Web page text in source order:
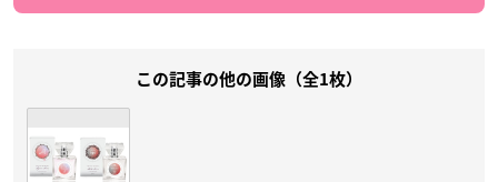
この記事の他の画像（全1枚）